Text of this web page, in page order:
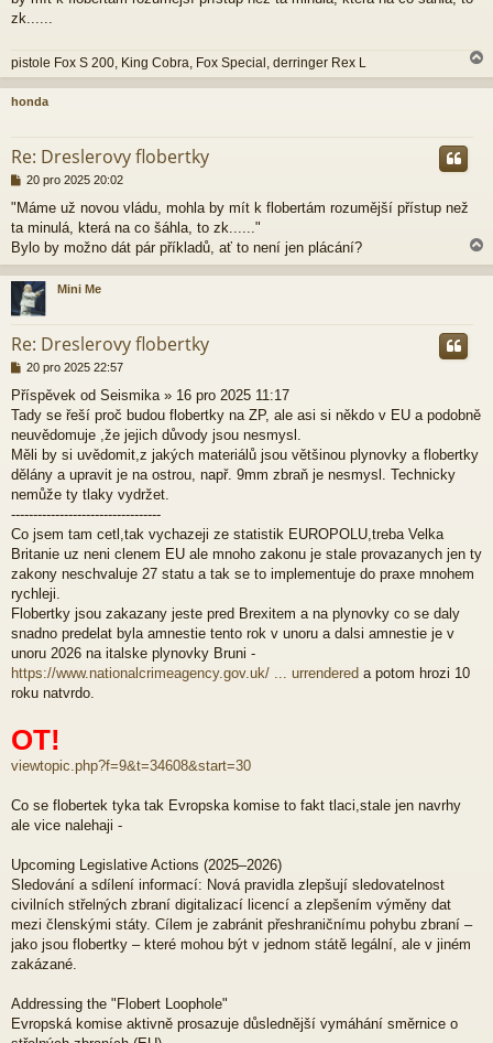
zk......
pistole Fox S 200, King Cobra, Fox Special, derringer Rex L
a
h
honda
Re: Dreslerovy flobertky
P
í
s
p
v
e
k
20 pro 2025 20:02
"Máme už novou vládu, mohla by mít k flobertám rozumější přístup než
ta minulá, která na co šáhla, to zk......"
Bylo by možno dát pár příkladů, ať to není jen plácání?
a
h
Mini Me
Re: Dreslerovy flobertky
P
í
s
p
ě
v
e
k
20 pro 2025 22:57
Příspěvek od Seismika » 16 pro 2025 11:17
Tady se řeší proč budou flobertky na ZP, ale asi si někdo v EU a podobně
neuvědomuje ,že jejich důvody jsou nesmysl.
Měli by si uvědomit,z jakých materiálů jsou většinou plynovky a flobertky
dělány a upravit je na ostrou, např. 9mm zbraň je nesmysl. Technicky
nemůže ty tlaky vydržet.
----------------------------------
Co jsem tam cetl,tak vychazeji ze statistik EUROPOLU,treba Velka
Britanie uz neni clenem EU ale mnoho zakonu je stale provazanych jen ty
zakony neschvaluje 27 statu a tak se to implementuje do praxe mnohem
rychleji.
Flobertky jsou zakazany jeste pred Brexitem a na plynovky co se daly
snadno predelat byla amnestie tento rok v unoru a dalsi amnestie je v
unoru 2026 na italske plynovky Bruni -
https://www.nationalcrimeagency.gov.uk/ ... urrendered a potom hrozi 10
roku natvrdo.
OT!
viewtopic.php?f=9&t=34608&start=30
Co se flobertek tyka tak Evropska komise to fakt tlaci,stale jen navrhy
ale vice nalehaji -
Upcoming Legislative Actions (2025–2026)
Sledování a sdílení informací: Nová pravidla zlepšují sledovatelnost
civilních střelných zbraní digitalizací licencí a zlepšením výměny dat
mezi členskými státy. Cílem je zabránit přeshraničnímu pohybu zbraní –
jako jsou flobertky – které mohou být v jednom státě legální, ale v jiném
zakázané.
Addressing the "Flobert Loophole"
Evropská komise aktivně prosazuje důslednější vymáhání směrnice o